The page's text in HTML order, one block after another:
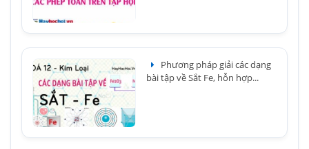
Phương pháp giải các dạng
bài tập về Sắt Fe, hỗn hợp...